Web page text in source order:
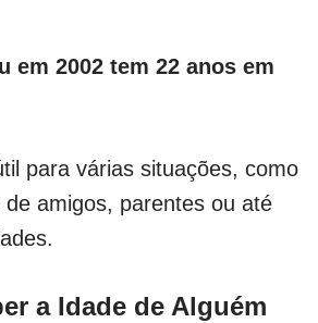
em 2002 tem 22 anos em
para várias situações, como
amigos, parentes ou até
a Idade de Alguém